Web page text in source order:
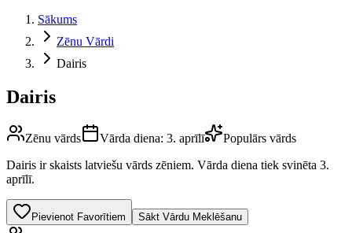
Sākums
Zēnu Vārdi
Dairis
Dairis
Zēnu vārds Vārda diena: 3. aprīlī
Populārs vārds
Dairis ir skaists latviešu vārds zēniem. Vārda diena tiek svinēta 3.
aprīlī.
Pievienot Favorītiem Sākt Vārdu Meklēšanu